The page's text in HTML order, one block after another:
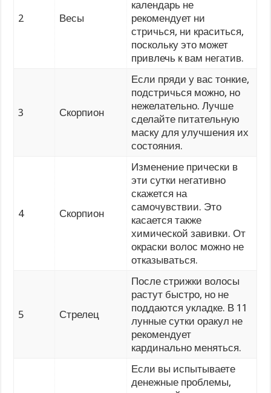
2 Весы
календарь не
рекомендует ни
стричься, ни краситься,
поскольку это может
привлечь к вам негатив.
3 Скорпион
Если пряди у вас тонкие,
подстричься можно, но
нежелательно. Лучше
сделайте питательную
маску для улучшения их
состояния.
4 Скорпион
Изменение прически в
эти сутки негативно
скажется на
самочувствии. Это
касается также
химической завивки. От
окраски волос можно не
отказываться.
5 Стрелец
После стрижки волосы
растут быстро, но не
поддаются укладке. В 11
лунные сутки оракул не
рекомендует
кардинально меняться.
Если вы испытываете
денежные проблемы,